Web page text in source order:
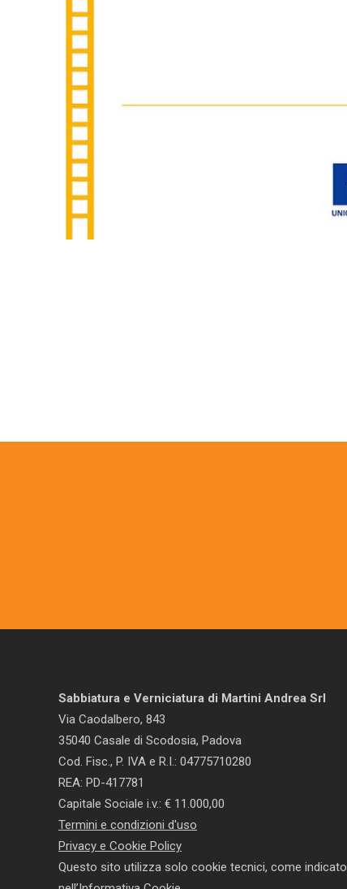
Sabbiatura e Verniciatura di Martini Andrea Srl
Via Caodalbero, 843
35040 Casale di Scodosia, Padova
Cod. Fisc., P. IVA e R.I.: 04775710280
REA: PD-417781
Capitale Sociale i.v.: € 11.000,00
Termini e condizioni d'uso
Privacy e Cookie Policy
Questo sito utilizza solo cookie tecnici, come indicato